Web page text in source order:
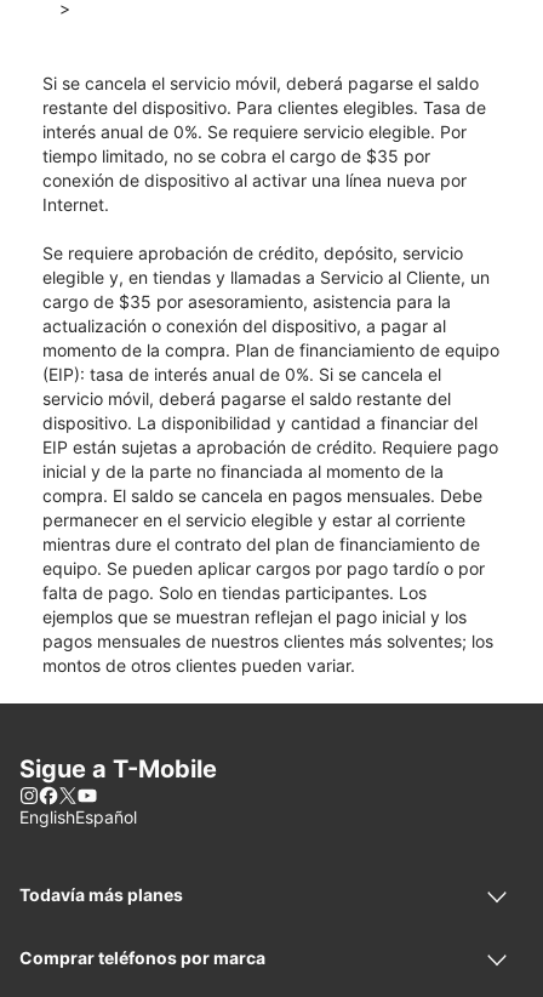
>
Si se cancela el servicio móvil, deberá pagarse el saldo
restante del dispositivo. Para clientes elegibles. Tasa de
interés anual de 0%. Se requiere servicio elegible. Por
tiempo limitado, no se cobra el cargo de $35 por
conexión de dispositivo al activar una línea nueva por
Internet.
Se requiere aprobación de crédito, depósito, servicio
elegible y, en tiendas y llamadas a Servicio al Cliente, un
cargo de $35 por asesoramiento, asistencia para la
actualización o conexión del dispositivo, a pagar al
momento de la compra. Plan de financiamiento de equipo
(EIP): tasa de interés anual de 0%. Si se cancela el
servicio móvil, deberá pagarse el saldo restante del
dispositivo. La disponibilidad y cantidad a financiar del
EIP están sujetas a aprobación de crédito. Requiere pago
inicial y de la parte no financiada al momento de la
compra. El saldo se cancela en pagos mensuales. Debe
permanecer en el servicio elegible y estar al corriente
mientras dure el contrato del plan de financiamiento de
equipo. Se pueden aplicar cargos por pago tardío o por
falta de pago. Solo en tiendas participantes. Los
ejemplos que se muestran reflejan el pago inicial y los
pagos mensuales de nuestros clientes más solventes; los
montos de otros clientes pueden variar.